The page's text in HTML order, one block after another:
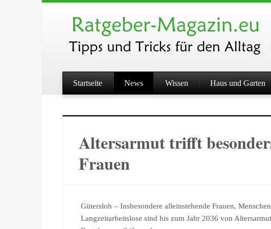
Startseite News Wissen Haus und Garten
Altersarmut trifft
Frauen
Gütersloh – Insbesondere alleinstehende Frauen,
Langzeitarbeitslose sind bis zum Jahr 2036 von